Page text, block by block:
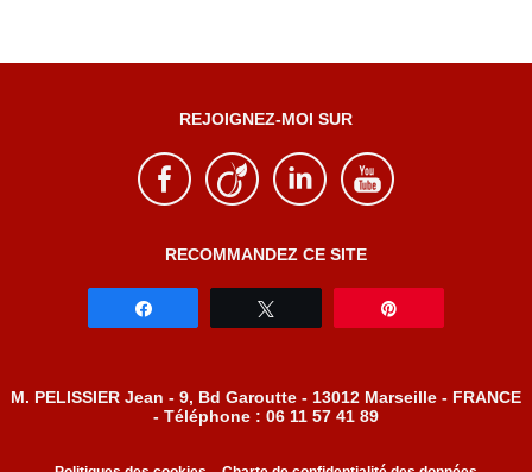
REJOIGNEZ-MOI SUR
RECOMMANDEZ CE SITE
M. PELISSIER Jean - 9, Bd Garoutte - 13012 Marseille - FRANCE
- Téléphone : 06 11 57 41 89